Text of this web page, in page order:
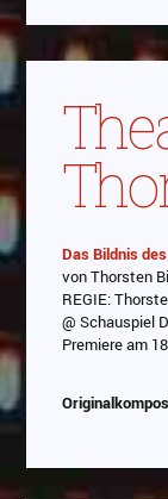
Das
Das Bildnis
von Thorsten
REGIE:
@ Schauspiel
Premiere am